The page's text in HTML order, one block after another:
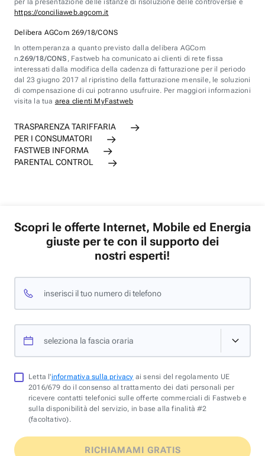
per la presentazione delle istanze di risoluzione delle controversie è
https://conciliaweb.agcom.it
Delibera AGCom 269/18/CONS
In ottemperanza a quanto previsto dalla delibera AGCom
n.269/18/CONS , Fastweb ha comunicato ai clienti di rete fissa
interessati dalla modifica della cadenza di fatturazione per il periodo
dal 23 giugno 2017 al ripristino della fatturazione mensile, le soluzioni
di compensazione di cui potranno usufruire. Per maggiori informazioni
visita la tua area clienti MyFastweb
TRASPARENZA TARIFFARIA
PER I CONSUMATORI
FASTWEB INFORMA
PARENTAL CONTROL
Scopri le offerte Internet, Mobile ed Energia
giuste per te con il supporto dei
nostri esperti!
inserisci il tuo numero di telefono
seleziona la fascia oraria
Letta l'informativa sulla privacy ai sensi del regolamento UE
2016/679 do il consenso al trattamento dei dati personali per
ricevere contatti telefonici sulle offerte commerciali di Fastweb e
sulla disponibilità del servizio, in base alla finalità #2
(facoltativo).
RICHIAMAMI GRATIS